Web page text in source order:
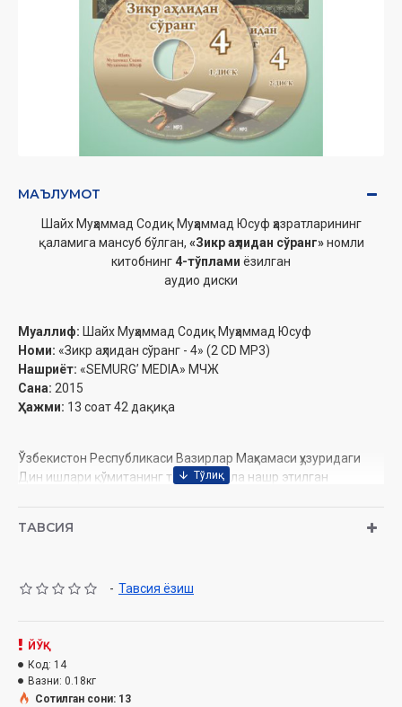
МАЪЛУМОТ
Шайх Муҳаммад Содиқ Муҳаммад Юсуф ҳазратларининг
қаламига мансуб бўлган, «Зикр аҳлидан сўранг»номли
китобнинг4-тўплами ёзилган
аудио диски
Муаллиф: Шайх Муҳаммад Содиқ Муҳаммад Юсуф
Номи: «Зикр аҳлидан сўранг - 4» (2 CD МР3)
Нашриёт: «SEMURG’ MEDIA» МЧЖ
Сана: 2015
Ҳажми: 13 соат 42 дақиқа
Ўзбекистон Республикаси Вазирлар Маҳкамаси ҳузуридаги
Дин ишлари қўмитанинг тавсияси ила нашр этилган
1-диск
488. Муҳкам ва муташобиҳ оятлар ҳақида
489. Қироатлар ва қорилар ҳақида
ТАВСИЯ
- Тавсия ёзиш
ЙЎҚ
Код: 14
Вазни: 0.18кг
Сотилган сони: 13